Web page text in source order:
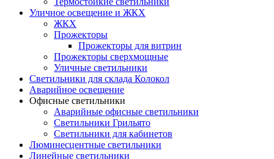
Уличное освещение и ЖКХ
ЖКХ
Прожекторы
Прожекторы для витрин
Прожекторы сверхмощные
Уличные светильники
Светильники для склада Колокол
Аварийное освещение
Офисные светильники
Аварийные офисные светильники
Светильники Грильято
Светильники для кабинетов
Люминесцентные светильники
Линейные светильники